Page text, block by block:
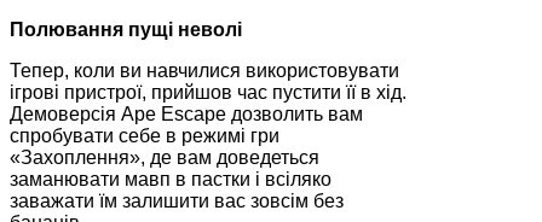
Полювання пущі неволі
Тепер, коли ви навчилися використовувати
ігрові пристрої, прийшов час пустити її в хід.
Демоверсія Ape Escape дозволить вам
спробувати себе в режимі гри
«Захоплення», де вам доведеться
заманювати мавп в пастки і всіляко
заважати їм залишити вас зовсім без